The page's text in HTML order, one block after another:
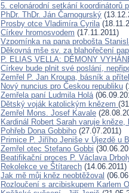
5. celonárodní setkání koordinátorů
PhDr. ThDr. Ján Čarnogurský
Prosby otce Vladimíra Cyrila
Církev hromosvodem (17.11.2011)
Vzpomínka na pana probošta
Děkovná mše sv. za blahořečení
P. ELIAS VELLA: DÉMONY
Církev bude plnit své poslání,
Zemřel P. Jan Kroupa, básník a
Nový nuncius pro Českou republiku
Zemřela paní Ludmila Holá
Dětský voják katolickým knězem
Zemřel Mons. Josef Kavale
Kardinál Robert Sarah varuje
Pohřeb Dona Gobbiho (27.07.2011)
Primice P. Jiřího Jeniše v Újezdě u
Zemřel otec Stefano Gobbi
Beatifikační proces P. Václava
Rekolekce ve Štítarech (14.06.2011)
Jak mě můj kněz neobtěžoval
Rozloučení s arcibiskupem Karlem